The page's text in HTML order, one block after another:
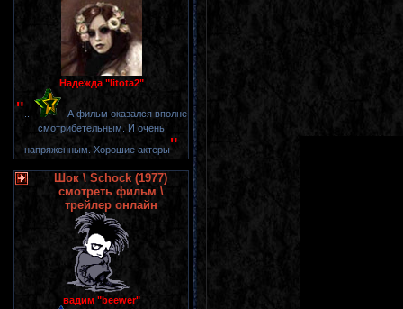
Надежда "litota2"
"
А фильм оказался вполне
смотрибетельным. И очень
напряженным. Хорошие актеры"
Шок \ Schock (1977)
смотреть фильм \
трейлер онлайн
вадим "beewer"